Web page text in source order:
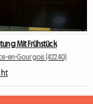
Mit Frühstück
en-Gourgois (42240)